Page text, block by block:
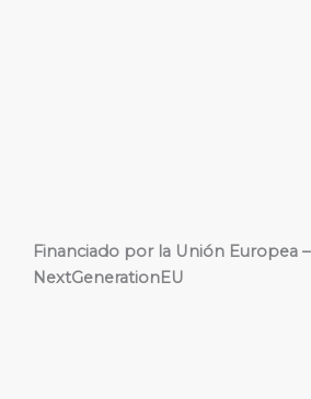
Financiado por la Unión Europea –
NextGenerationEU